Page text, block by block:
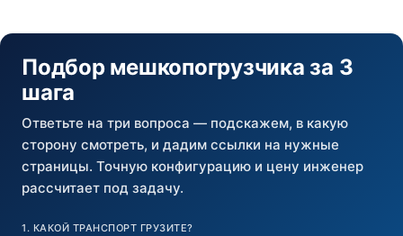
Подбор мешкопогрузчика за 3
шага
Ответьте на три вопроса — подскажем, в какую
сторону смотреть, и дадим ссылки на нужные
страницы. Точную конфигурацию и цену инженер
рассчитает под задачу.
1. КАКОЙ ТРАНСПОРТ ГРУЗИТЕ?